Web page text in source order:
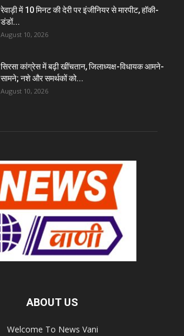
रेवाड़ी में 10 मिनट की देरी पर इंजीनियर से मारपीट, हॉकी-
डंडों...
August 10, 2026
सिरसा कांग्रेस में बढ़ी खींचतान, जिलाध्यक्ष-विधायक आमने-
सामने; नशे और समर्थकों को...
August 10, 2026
ABOUT US
Welcome To News Vani